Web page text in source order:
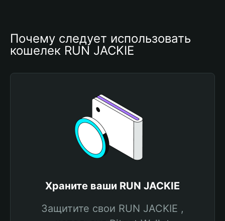
Почему следует использовать
кошелек RUN JACKIE
Храните ваши RUN JACKIE
Защитите свои RUN JACKIE ,